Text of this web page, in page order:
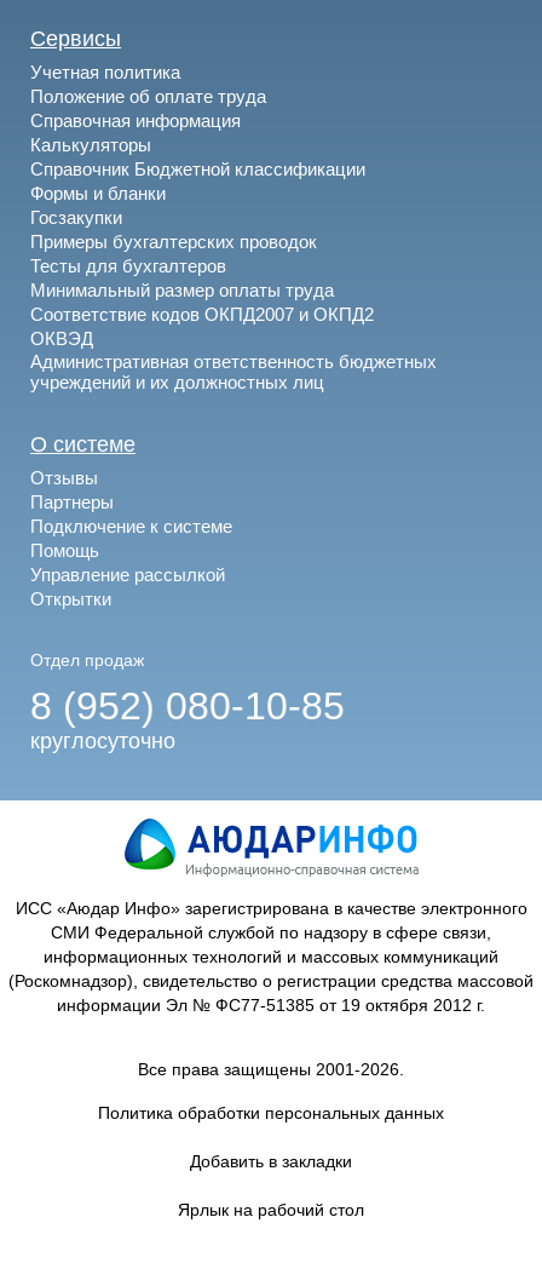
Сервисы
Учетная политика
Положение об оплате труда
Справочная информация
Калькуляторы
Справочник Бюджетной классификации
Формы и бланки
Госзакупки
Примеры бухгалтерских проводок
Тесты для бухгалтеров
Минимальный размер оплаты труда
Соответствие кодов ОКПД2007 и ОКПД2
ОКВЭД
Административная ответственность бюджетных
учреждений и их должностных лиц
О системе
Отзывы
Партнеры
Подключение к системе
Помощь
Управление рассылкой
Открытки
Отдел продаж
8 (952) 080-10-85
круглосуточно
ИСС «Аюдар Инфо» зарегистрирована в качестве электронного
СМИ Федеральной службой по надзору в сфере связи,
информационных технологий и массовых коммуникаций
(Роскомнадзор), свидетельство о регистрации средства массовой
информации Эл № ФС77-51385 от 19 октября 2012 г.
Все права защищены 2001-2026.
Политика обработки персональных данных
Добавить в закладки
Ярлык на рабочий стол